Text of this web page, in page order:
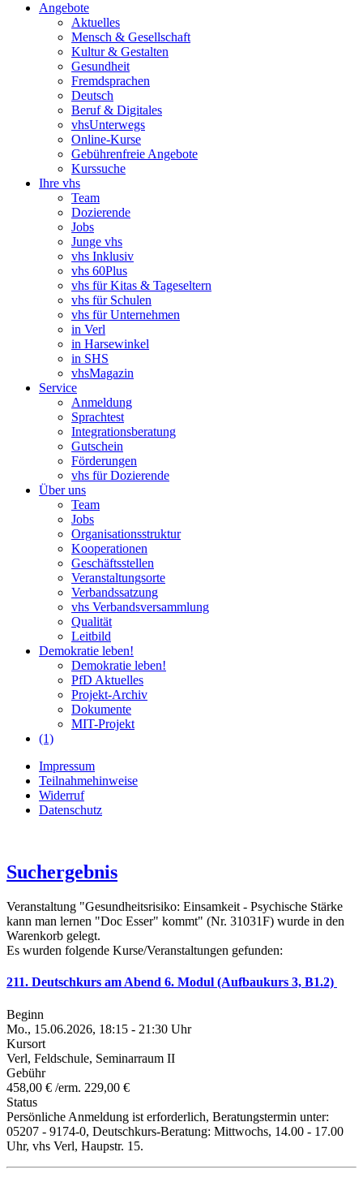
Angebote
Aktuelles
Mensch & Gesellschaft
Kultur & Gestalten
Gesundheit
Fremdsprachen
Deutsch
Beruf & Digitales
vhsUnterwegs
Online-Kurse
Gebührenfreie Angebote
Kurssuche
Ihre vhs
Team
Dozierende
Jobs
Junge vhs
vhs Inklusiv
vhs 60Plus
vhs für Kitas & Tageseltern
vhs für Schulen
vhs für Unternehmen
in Verl
in Harsewinkel
in SHS
vhsMagazin
Service
Anmeldung
Sprachtest
Integrationsberatung
Gutschein
Förderungen
vhs für Dozierende
Über uns
Team
Jobs
Organisationsstruktur
Kooperationen
Geschäftsstellen
Veranstaltungsorte
Verbandssatzung
vhs Verbandsversammlung
Qualität
Leitbild
Demokratie leben!
Demokratie leben!
PfD Aktuelles
Projekt-Archiv
Dokumente
MIT-Projekt
(1)
Impressum
Teilnahmehinweise
Widerruf
Datenschutz
Suchergebnis
Veranstaltung "Gesundheitsrisiko: Einsamkeit - Psychische Stärke
kann man lernen "Doc Esser" kommt" (Nr. 31031F) wurde in den
Warenkorb gelegt.
Es wurden folgende Kurse/Veranstaltungen gefunden:
211. Deutschkurs am Abend 6. Modul (Aufbaukurs 3, B1.2)
Beginn
Mo., 15.06.2026, 18:15 - 21:30 Uhr
Kursort
Verl, Feldschule, Seminarraum II
Gebühr
458,00 € /erm. 229,00 €
Status
Persönliche Anmeldung ist erforderlich, Beratungstermin unter:
05207 - 9174-0, Deutschkurs-Beratung: Mittwochs, 14.00 - 17.00
Uhr, vhs Verl, Haupstr. 15.